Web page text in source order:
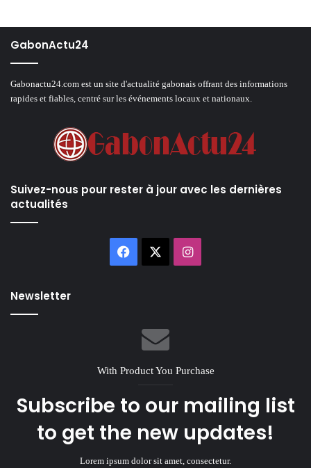
GabonActu24
Gabonactu24.com est un site d'actualité gabonais offrant des informations
rapides et fiables, centré sur les événements locaux et nationaux.
Suivez-nous pour rester à jour avec les dernières
actualités
Facebook Instagram
Newsletter
With Product You Purchase
Subscribe to our mailing list
to get the new updates!
Lorem ipsum dolor sit amet, consectetur.